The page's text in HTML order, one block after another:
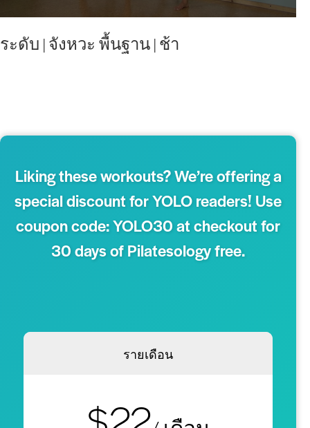
ระดับ |จังหวะ พื้นฐาน | ช้า
Liking these workouts? We’re offering a
special discount for YOLO readers! Use
coupon code: YOLO30 at checkout for
30 days of Pilatesology free.
รายเดือน